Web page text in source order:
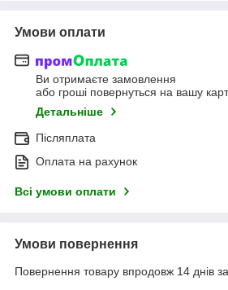
Умови оплати
Ви отримаєте замовлення
або гроші повернуться на вашу
Детальніше
Післяплата
Оплата на рахунок
Всі умови оплати
Умови повернення
Повернення товару впродовж 14 днів